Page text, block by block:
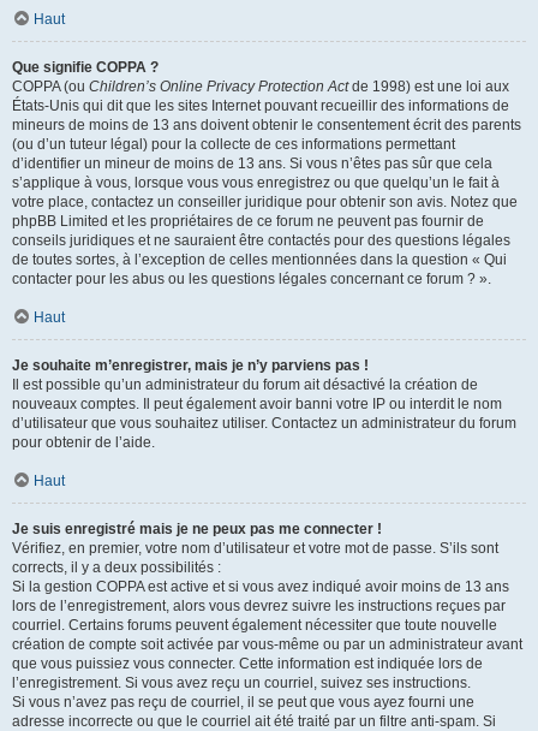
Haut
Que signifie COPPA ?
COPPA (ou Children’s Online Privacy Protection Actde 1998) est une loi aux
États-Unis qui dit que les sites Internet pouvant recueillir des informations de
mineurs de moins de 13 ans doivent obtenir le consentement écrit des parents
(ou d’un tuteur légal) pour la collecte de ces informations permettant
d’identifier un mineur de moins de 13 ans. Si vous n’êtes pas sûr que cela
s’applique à vous, lorsque vous vous enregistrez ou que quelqu’un le fait à
votre place, contactez un conseiller juridique pour obtenir son avis. Notez que
phpBB Limited et les propriétaires de ce forum ne peuvent pas fournir de
conseils juridiques et ne sauraient être contactés pour des questions légales
de toutes sortes, à l’exception de celles mentionnées dans la question « Qui
contacter pour les abus ou les questions légales concernant ce forum ? ».
Haut
Je souhaite m’enregistrer, mais je n’y parviens pas !
Il est possible qu’un administrateur du forum ait désactivé la création de
nouveaux comptes. Il peut également avoir banni votre IP ou interdit le nom
d’utilisateur que vous souhaitez utiliser. Contactez un administrateur du forum
pour obtenir de l’aide.
Haut
Je suis enregistré mais je ne peux pas me connecter !
Vérifiez, en premier, votre nom d’utilisateur et votre mot de passe. S’ils sont
corrects, il y a deux possibilités :
Si la gestion COPPA est active et si vous avez indiqué avoir moins de 13 ans
lors de l’enregistrement, alors vous devrez suivre les instructions reçues par
courriel. Certains forums peuvent également nécessiter que toute nouvelle
création de compte soit activée par vous-même ou par un administrateur avant
que vous puissiez vous connecter. Cette information est indiquée lors de
l’enregistrement. Si vous avez reçu un courriel, suivez ses instructions.
Si vous n’avez pas reçu de courriel, il se peut que vous ayez fourni une
adresse incorrecte ou que le courriel ait été traité par un filtre anti-spam. Si